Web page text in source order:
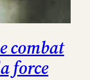
combat
force